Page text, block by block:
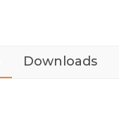
Downloads